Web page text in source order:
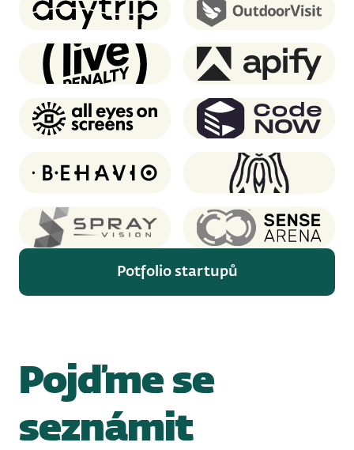
Daytrip OutdoorVisit
Live Penalty Apify
AEOS CodeNOW
Behavio Oddin.gg
SprayVision Sense Arena
Potfolio startupů
Pojďme se
seznámit